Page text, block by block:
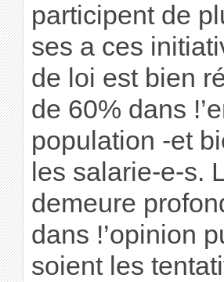
participent de
ses a ces
de loi est bien
de 60% dans
population -et
les salarie-e-s.
demeure
dans !’opinion
soient les